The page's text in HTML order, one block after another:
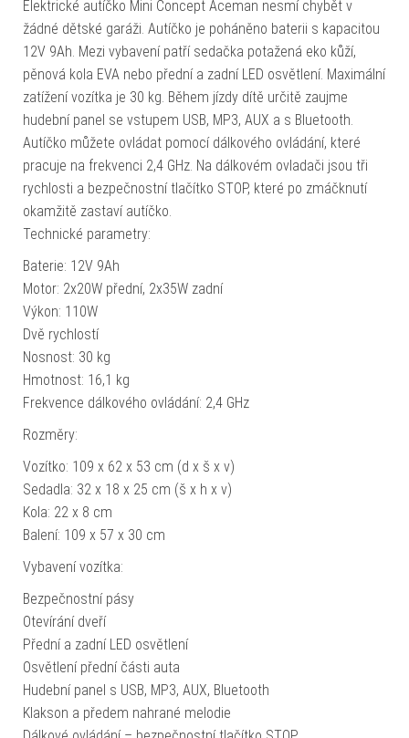
Elektrické autíčko Mini Concept Aceman nesmí chybět v
žádné dětské garáži. Autíčko je poháněno baterii s kapacitou
12V 9Ah. Mezi vybavení patří sedačka potažená eko kůží,
pěnová kola EVA nebo přední a zadní LED osvětlení. Maximální
zatížení vozítka je 30 kg. Během jízdy dítě určitě zaujme
hudební panel se vstupem USB, MP3, AUX a s Bluetooth.
Autíčko můžete ovládat pomocí dálkového ovládání, které
pracuje na frekvenci 2,4 GHz. Na dálkovém ovladači jsou tři
rychlosti a bezpečnostní tlačítko STOP, které po zmáčknutí
okamžitě zastaví autíčko.
Technické parametry:
Baterie: 12V 9Ah
Motor: 2x20W přední, 2x35W zadní
Výkon: 110W
Dvě rychlostí
Nosnost: 30 kg
Hmotnost: 16,1 kg
Frekvence dálkového ovládání: 2,4 GHz
Rozměry:
Vozítko: 109 x 62 x 53 cm (d x š x v)
Sedadla: 32 x 18 x 25 cm (š x h x v)
Kola: 22 x 8 cm
Balení: 109 x 57 x 30 cm
Vybavení vozítka:
Bezpečnostní pásy
Otevírání dveří
Přední a zadní LED osvětlení
Osvětlení přední části auta
Hudební panel s USB, MP3, AUX, Bluetooth
Klakson a předem nahrané melodie